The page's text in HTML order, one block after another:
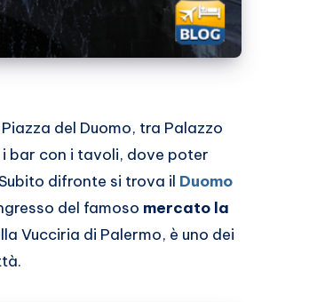
del Duomo, tra Palazzo
bar con i tavoli, dove poter
difronte si trova il Duomo
del famoso mercato la
Vucciria di Palermo, è uno dei